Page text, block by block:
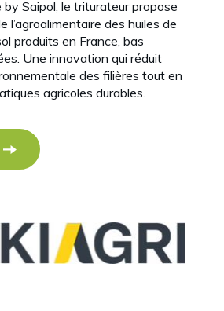
Saipol, le triturateur propose
l’agroalimentaire des huiles de
produits en France, bas
Une innovation qui réduit
des filières tout en
agricoles durables.